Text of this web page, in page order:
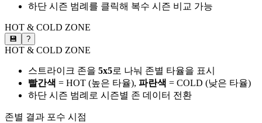
하단 시즌 범례를 클릭해 복수 시즌 비교 가능
HOT & COLD ZONE
💾 ?
HOT & COLD ZONE
스트라이크 존을 5x5로 나눠 존별 타율을 표시
빨간색 = HOT (높은 타율), 파란색 = COLD (낮은 타율)
하단 시즌 범례로 시즌별 존 데이터 전환
존별 결과 포수 시점